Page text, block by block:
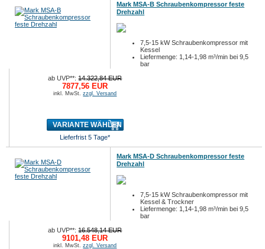
Mark MSA-B Schraubenkompressor feste
Drehzahl
7,5-15 kW Schraubenkompressor mit
Kessel
Liefermenge: 1,14-1,98 m³/min bei 9,5
bar
ab UVP**:14.322,84 EUR
7877,56 EUR
inkl. MwSt.zzgl. Versand
VARIANTE WÄHLEN
Lieferfrist 5 Tage*
Mark MSA-D Schraubenkompressor feste
Drehzahl
7,5-15 kW Schraubenkompressor mit
Kessel & Trockner
Liefermenge: 1,14-1,98 m³/min bei 9,5
bar
ab UVP**:16.548,14 EUR
9101,48 EUR
inkl. MwSt.zzgl. Versand